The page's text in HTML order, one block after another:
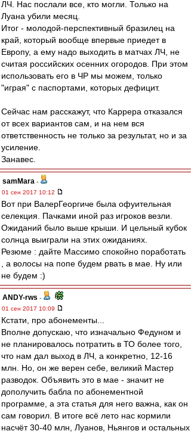
ЛЧ. Нас послали все, кто могли. Только на
Луана убили месяц.
Итог - молодой-перспективный бразилец на
край, который вообще впервые приедет в
Европу, а ему надо выходить в матчах ЛЧ, не
считая российских осенних огородов. При этом
использовать его в ЧР мы можем, только
"играя" с паспортами, которых дефицит.
Сейчас нам расскажут, что Каррера отказался
от всех вариантов сам, и на нем вся
ответственность не только за результат, но и за
усиление.
Занавес.
samMara -
01 сен 2017 10:12
Вот при ВалерГеоргиче была офуительная
селекция. Пачками иной раз игроков везли.
Ожиданий было выше крыши. И цельный кубок
солнца выиграли на этих ожиданиях.
Резюме : дайте Массимо спокойно поработать
, а волосы на попе будем рвать в мае. Ну или
не будем :)
ANDY-rws -
01 сен 2017 10:09
Кстати, про абонементы...
Вполне допускаю, что изначально Федуном и
не планировалось потратить в ТО более того,
что нам дал выход в ЛЧ, а конкретно, 12-16
млн. Но, он же верен себе, великий Мастер
разводок. Объявить это в мае - значит не
дополучить бабла по абонементной
программе, а эта статья для него важна, как он
сам говорил. В итоге всё лето нас кормили
насчёт 30-40 млн, Луанов, Ньянгов и остальных